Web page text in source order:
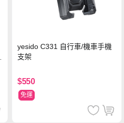
yesido C331 自行車/機車手機
支架
$550
免運